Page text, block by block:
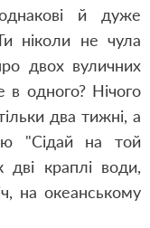
й дуже
ніколи не чула
двох вуличних
в одного? Нічого
два тижні, а
"Сідай на той
краплі води,
на океанському